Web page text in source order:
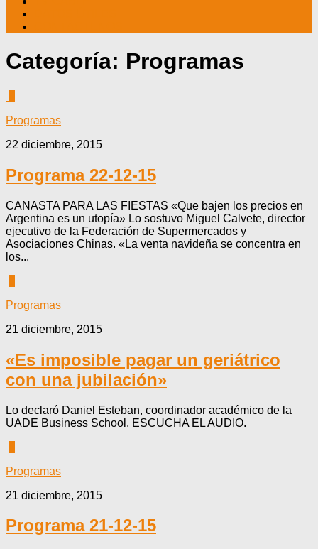
Categoría: Programas
Programas
22 diciembre, 2015
Programa 22-12-15
CANASTA PARA LAS FIESTAS «Que bajen los precios en
Argentina es un utopía» Lo sostuvo Miguel Calvete, director
ejecutivo de la Federación de Supermercados y
Asociaciones Chinas. «La venta navideña se concentra en
los...
Programas
21 diciembre, 2015
«Es imposible pagar un geriátrico
con una jubilación»
Lo declaró Daniel Esteban, coordinador académico de la
UADE Business School. ESCUCHA EL AUDIO.
Programas
21 diciembre, 2015
Programa 21-12-15